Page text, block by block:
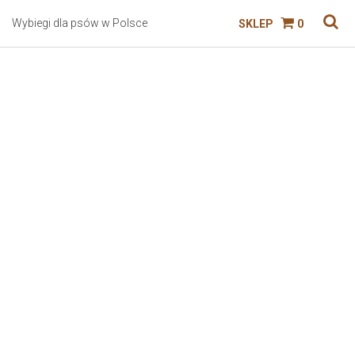
Wybiegi dla psów w Polsce SKLEP 0